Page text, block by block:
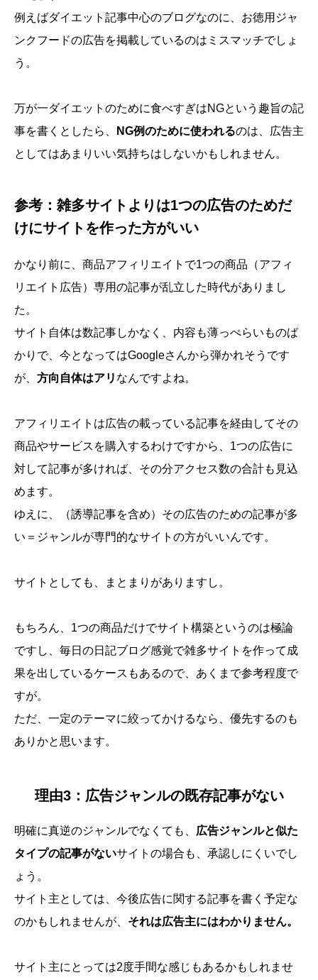
例えばダイエット記事中心のブログなのに、お徳用ジャ
ンクフードの広告を掲載しているのはミスマッチでしょ
う。
万が一ダイエットのために食べすぎはNGという趣旨の記
事を書くとしたら、
NG例のために使われるのは、広告主
としてはあまりいい気持ちはしないかもしれません。
参考：雑多サイトよりは1つの広告のためだ
けにサイトを作った方がいい
かなり前に、商品アフィリエイトで1つの商品（アフィ
リエイト広告）専用の記事が乱立した時代がありまし
た。
サイト自体は数記事しかなく、内容も薄っぺらいものば
かりで、今となってはGoogleさんから弾かれそうです
が、 方向自体はアリ なんですよね。
アフィリエイトは広告の載っている記事を経由してその
商品やサービスを購入するわけですから、1つの広告に
対して記事が多ければ、その分アクセス数の合計も見込
めます。
ゆえに、（誘導記事を含め）その広告のための記事が多
い＝ジャンルが専門的なサイトの方がいいんです。
サイトとしても、まとまりがありますし。
もちろん、1つの商品だけでサイト構築というのは極論
ですし、毎日の日記ブログ感覚で雑多サイトを作って成
果を出しているケースもあるので、あくまで参考程度で
すが。
ただ、一定のテーマに絞ってかけるなら、優先するのも
ありかと思います。
理由3：広告ジャンルの既存記事がない
明確に真逆のジャンルでなくても、 広告ジャンルと似た
タイプの記事がないサイトの場合も、承認しにくいでし
ょう。
サイト主としては、今後広告に関する記事を書く予定な
のかもしれませんが、 それは広告主にはわかりません。
サイト主にとっては2度手間な感じもあるかもしれませ